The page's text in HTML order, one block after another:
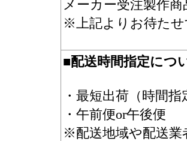
メーカー受注製作
※上記よりお待た
■配送時間指定につ
・最短出荷（時間
・午前便or午後便
※配送地域や配送業